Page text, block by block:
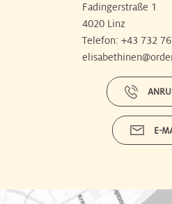
Fadingerstraße 1
4020 Linz
Telefon: +43 732
E-